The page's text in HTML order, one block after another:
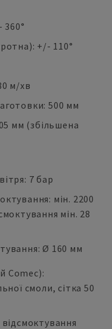
360°
+/- 110°
м/хв
500 мм
мм (збільшена
7 бар
мін. 2200
мін. 28
Ø 160 мм
Comec):
смоли, сітка 50